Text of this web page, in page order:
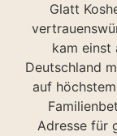
Glatt
kam einst
Deutschland
auf
Adresse für